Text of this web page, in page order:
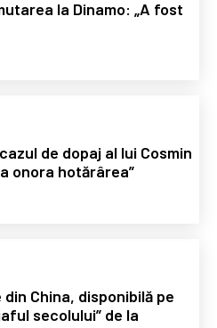
la Dinamo: „A fost
de dopaj al lui Cosmin
onora hotărârea”
China, disponibilă pe
secolului” de la